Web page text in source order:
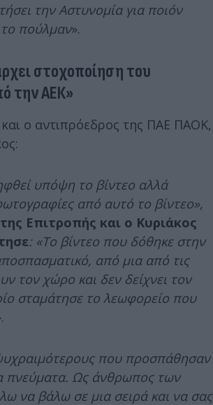
την Αστυνομία για ποιόν
πούλμαν».
στοχοποίηση του
την ΑΕΚ»
ο αντιπρόεδρος της ΠΑΕ ΠΑΟΚ,
υπόψη το βίντεο αλλά
από αυτό το βίντεο»,
Επιτροπής και ο Κυριάκος
: «Το βίντεο που δόθηκε στην
από μια από τις
τον χώρο και δεν δείχνει τον
σταμάτησε το λεωφορείο που
που προσπάθησαν
πνεύματα. Ως άνθρωπος των
να βάλω σε μια σειρά και να σας